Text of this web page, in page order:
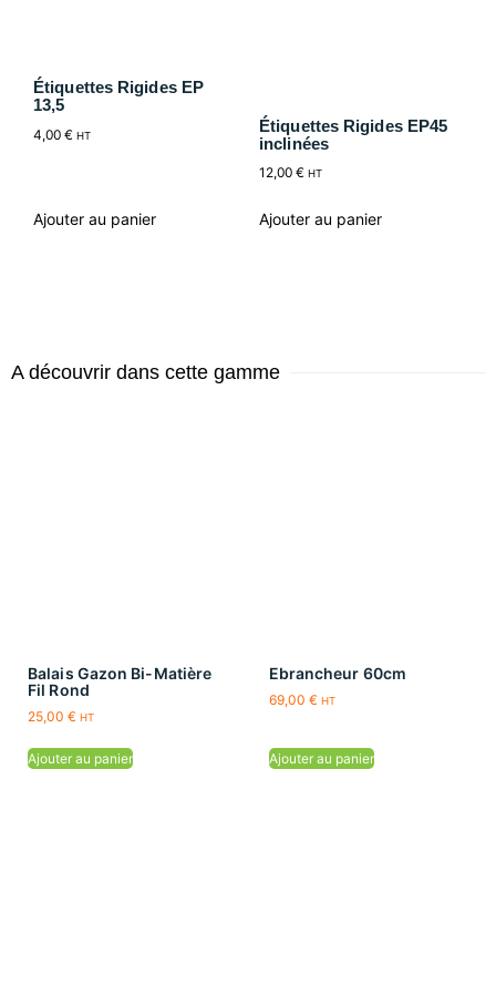
Étiquettes Rigides EP
13,5
4,00 € HT
Ajouter au panier
Étiquettes Rigides EP45
inclinées
12,00 € HT
Ajouter au panier
A découvrir dans cette gamme
Balais Gazon Bi-Matière
Fil Rond
25,00 € HT
Ajouter au panier
Ebrancheur 60cm
69,00 € HT
Ajouter au panier